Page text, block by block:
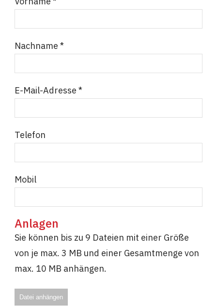
Nachname *
E-Mail-Adresse *
Telefon
Mobil
Anlagen
Sie können bis zu 9 Dateien mit einer Größe
von je max. 3 MB und einer Gesamtmenge von
max. 10 MB anhängen.
Datei anhängen